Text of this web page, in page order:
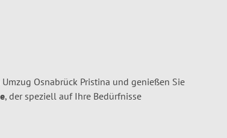
Osnabrück Pristina und genießen Sie
, der speziell auf Ihre Bedürfnisse